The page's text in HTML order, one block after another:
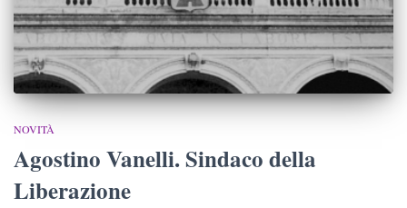
NOVITÀ
Agostino Vanelli. Sindaco della
Liberazione